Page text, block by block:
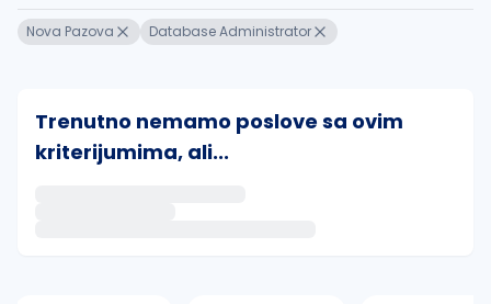
Nova Pazova Database Administrator
Trenutno nemamo poslove sa ovim
kriterijumima, ali...